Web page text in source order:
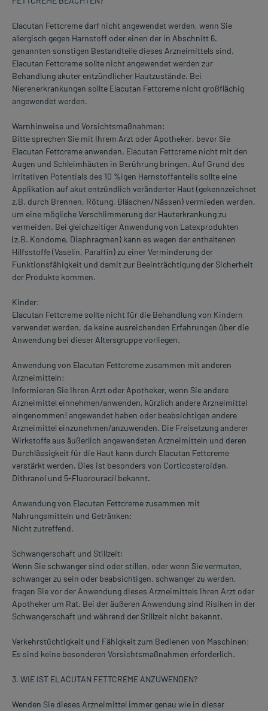
Elacutan Fettcreme darf nicht angewendet werden, wenn Sie
allergisch gegen Harnstoff oder einen der in Abschnitt 6.
genannten sonstigen Bestandteile dieses Arzneimittels sind.
Elacutan Fettcreme sollte nicht angewendet werden zur
Behandlung akuter entzündlicher Hautzustände. Bei
Nierenerkrankungen sollte Elacutan Fettcreme nicht großflächig
angewendet werden.
Warnhinweise und Vorsichtsmaßnahmen:
Bitte sprechen Sie mit Ihrem Arzt oder Apotheker, bevor Sie
Elacutan Fettcreme anwenden. Elacutan Fettcreme nicht mit den
Augen und Schleimhäuten in Berührung bringen. Auf Grund des
irritativen Potentials des 10 %igen Harnstoffanteils sollte eine
Applikation auf akut entzündlich veränderter Haut (gekennzeichnet
z.B. durch Brennen, Rötung, Bläschen/Nässen) vermieden werden,
um eine mögliche Verschlimmerung der Hauterkrankung zu
vermeiden. Bei gleichzeitiger Anwendung von Latexprodukten
(z.B. Kondome, Diaphragmen) kann es wegen der enthaltenen
Hilfsstoffe (Vaselin, Paraffin) zu einer Verminderung der
Funktionsfähigkeit und damit zur Beeinträchtigung der Sicherheit
der Produkte kommen.
Kinder:
Elacutan Fettcreme sollte nicht für die Behandlung von Kindern
verwendet werden, da keine ausreichenden Erfahrungen über die
Anwendung bei dieser Altersgruppe vorliegen.
Anwendung von Elacutan Fettcreme zusammen mit anderen
Arzneimitteln:
Informieren Sie Ihren Arzt oder Apotheker, wenn Sie andere
Arzneimittel einnehmen/anwenden, kürzlich andere Arzneimittel
eingenommen! angewendet haben oder beabsichtigen andere
Arzneimittel einzunehmen/anzuwenden. Die Freisetzung anderer
Wirkstoffe aus äußerlich angewendeten Arzneimitteln und deren
Durchlässigkeit für die Haut kann durch Elacutan Fettcreme
verstärkt werden. Dies ist besonders von Corticosteroiden,
Dithranol und 5-Fluorouracil bekannt.
Anwendung von Elacutan Fettcreme zusammen mit
Nahrungsmitteln und Getränken:
Nicht zutreffend.
Schwangerschaft und Stillzeit:
Wenn Sie schwanger sind oder stillen, oder wenn Sie vermuten,
schwanger zu sein oder beabsichtigen, schwanger zu werden,
fragen Sie vor der Anwendung dieses Arzneimittels Ihren Arzt oder
Apotheker um Rat. Bei der äußeren Anwendung sind Risiken in der
Schwangerschaft und während der Stillzeit nicht bekannt.
Verkehrstüchtigkeit und Fähigkeit zum Bedienen von Maschinen:
Es sind keine besonderen Vorsichtsmaßnahmen erforderlich.
3. WIE IST ELACUTAN FETTCREME ANZUWENDEN?
Wenden Sie dieses Arzneimittel immer genau wie in dieser